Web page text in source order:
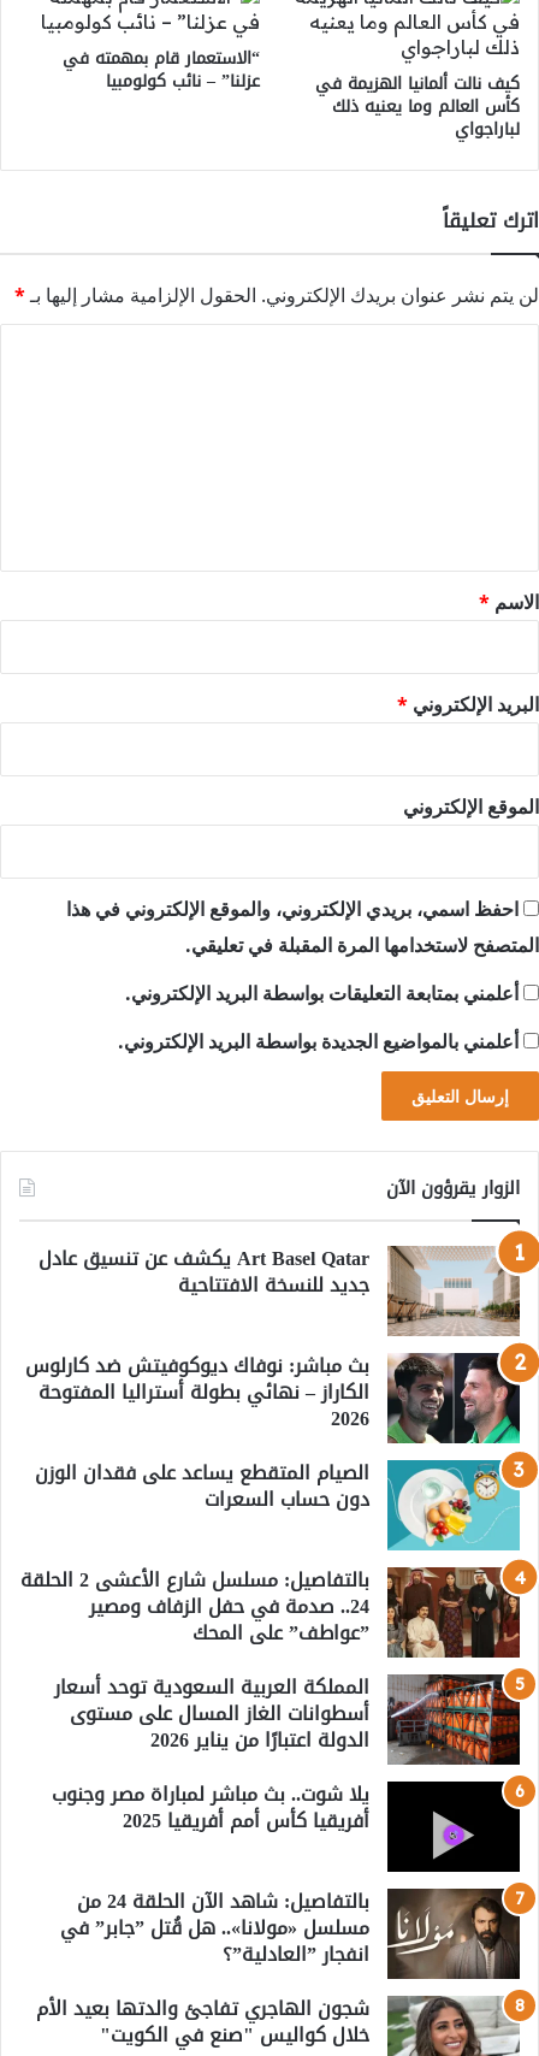
كيف نالت ألمانيا الهزيمة في
كأس العالم وما يعنيه ذلك
لباراجواي
“الاستعمار قام بمهمته في
عزلنا” – نائب كولومبيا
اترك تعليقاً
لن يتم نشر عنوان بريدك الإلكتروني. الحقول الإلزامية مشار إليها بـ*
*
الاسم *
البريد الإلكتروني *
الموقع الإلكتروني
احفظ اسمي، بريدي الإلكتروني، والموقع الإلكتروني في هذا
المتصفح لاستخدامها المرة المقبلة في تعليقي.
أعلمني بمتابعة التعليقات بواسطة البريد الإلكتروني.
أعلمني بالمواضيع الجديدة بواسطة البريد الإلكتروني.
الزوار يقرؤون الآن
Art Basel Qatar يكشف عن تنسيق عادل
جديد للنسخة الافتتاحية
بث مباشر: نوفاك ديوكوفيتش ضد كارلوس
الكاراز – نهائي بطولة أستراليا المفتوحة
2026
الصيام المتقطع يساعد على فقدان الوزن
دون حساب السعرات
بالتفاصيل: مسلسل شارع الأعشى 2 الحلقة
24.. صدمة في حفل الزفاف ومصير
”عواطف” على المحك
المملكة العربية السعودية توحد أسعار
أسطوانات الغاز المسال على مستوى
الدولة اعتبارًا من يناير 2026
يلا شوت.. بث مباشر لمباراة مصر وجنوب
أفريقيا كأس أمم أفريقيا 2025
بالتفاصيل: شاهد الآن الحلقة 24 من
مسلسل «مولانا».. هل قُتل ”جابر” في
انفجار ”العادلية”؟
شجون الهاجري تفاجئ والدتها بعيد الأم
خلال كواليس "صنع في الكويت"